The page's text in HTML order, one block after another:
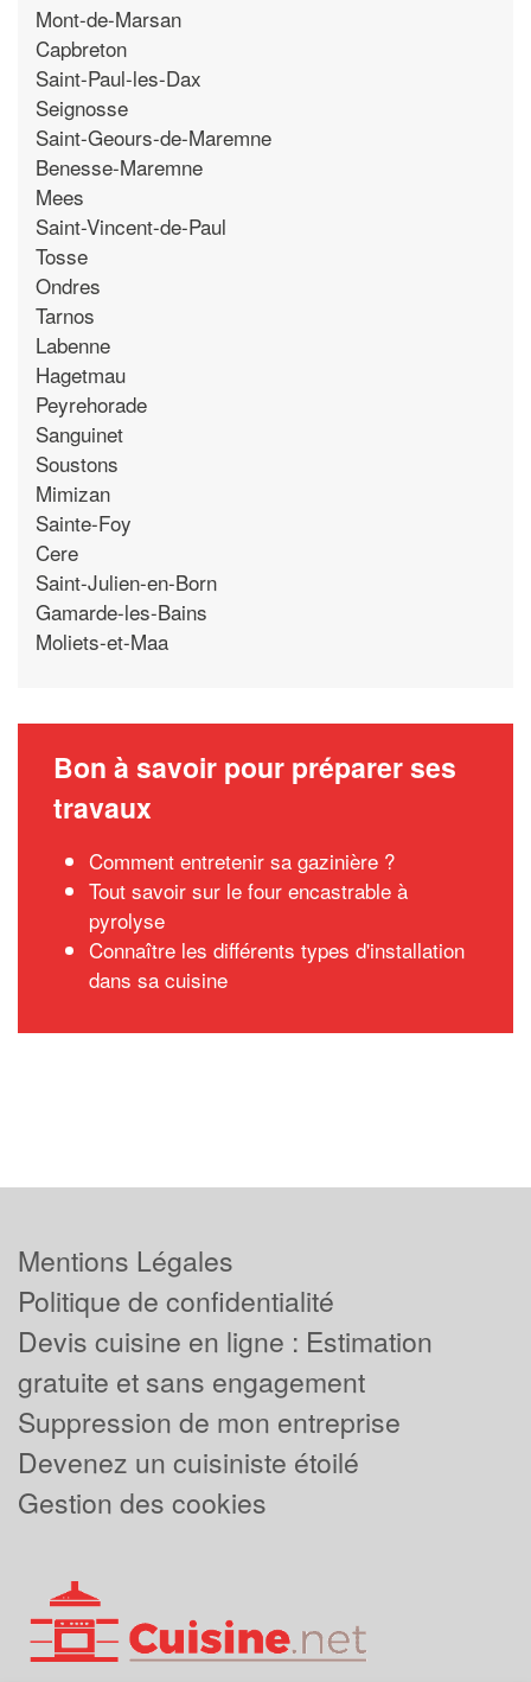
Mont-de-Marsan
Capbreton
Saint-Paul-les-Dax
Seignosse
Saint-Geours-de-Maremne
Benesse-Maremne
Mees
Saint-Vincent-de-Paul
Tosse
Ondres
Tarnos
Labenne
Hagetmau
Peyrehorade
Sanguinet
Soustons
Mimizan
Sainte-Foy
Cere
Saint-Julien-en-Born
Gamarde-les-Bains
Moliets-et-Maa
Bon à savoir pour préparer ses
travaux
Comment entretenir sa gazinière ?
Tout savoir sur le four encastrable à
pyrolyse
Connaître les différents types d'installation
dans sa cuisine
Mentions Légales
Politique de confidentialité
Devis cuisine en ligne : Estimation
gratuite et sans engagement
Suppression de mon entreprise
Devenez un cuisiniste étoilé
Gestion des cookies